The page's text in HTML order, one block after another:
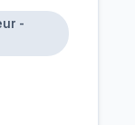
-